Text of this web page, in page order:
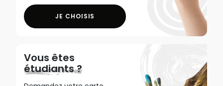
JE CHOISIS
Vous êtes
étudiants ?